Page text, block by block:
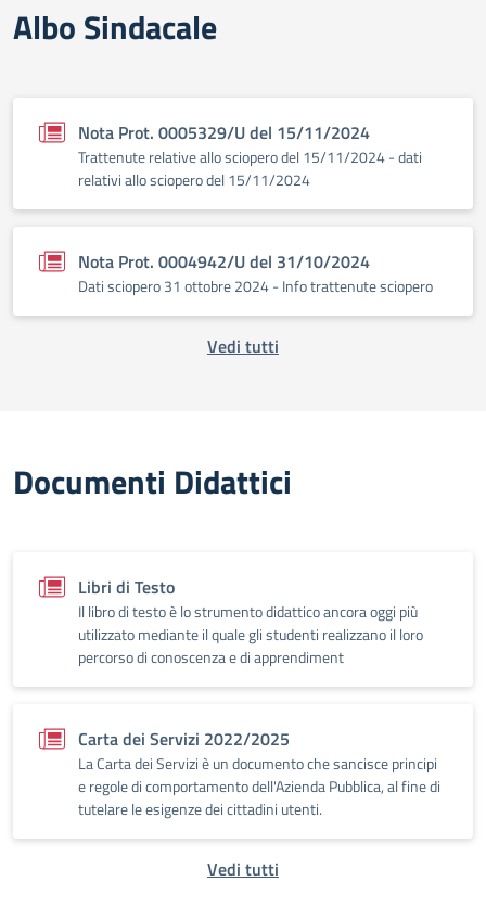
Albo Sindacale
Nota Prot. 0005329/U del 15/11/2024
Trattenute relative allo sciopero del 15/11/2024 - dati
relativi allo sciopero del 15/11/2024
Nota Prot. 0004942/U del 31/10/2024
Dati sciopero 31 ottobre 2024 - Info trattenute sciopero
Vedi tutti
Documenti Didattici
Libri di Testo
Il libro di testo è lo strumento didattico ancora oggi più
utilizzato mediante il quale gli studenti realizzano il loro
percorso di conoscenza e di apprendiment
Carta dei Servizi 2022/2025
La Carta dei Servizi è un documento che sancisce principi
e regole di comportamento dell'Azienda Pubblica, al fine di
tutelare le esigenze dei cittadini utenti.
Vedi tutti